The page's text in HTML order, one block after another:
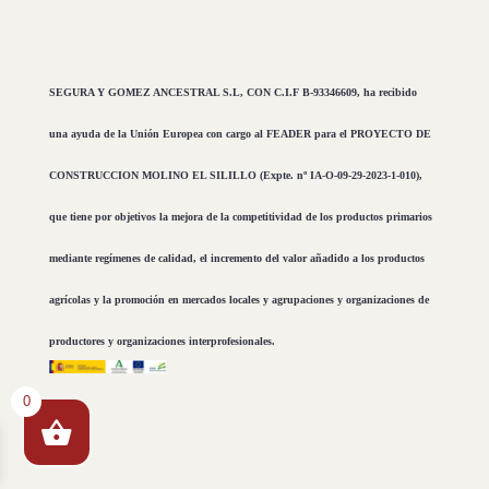
SEGURA Y GOMEZ ANCESTRAL S.L, CON C.I.F B-93346609, ha recibido
una ayuda de la Unión Europea con cargo al FEADER para el PROYECTO DE
CONSTRUCCION MOLINO EL SILILLO (Expte. nº IA-O-09-29-2023-1-010),
que tiene por objetivos la mejora de la competitividad de los productos primarios
mediante regímenes de calidad, el incremento del valor añadido a los productos
agrícolas y la promoción en mercados locales y agrupaciones y organizaciones de
productores y organizaciones interprofesionales.
0